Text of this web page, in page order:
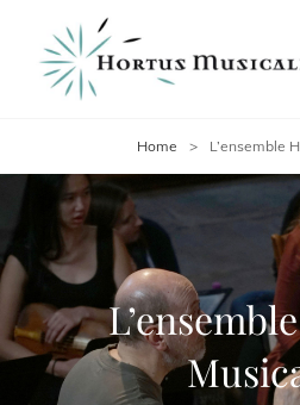
Home > L’ensemble